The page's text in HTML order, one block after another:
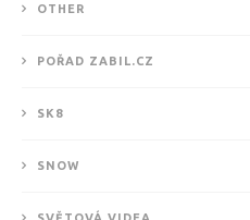
OTHER
POŘAD ZABIL.CZ
SK8
SNOW